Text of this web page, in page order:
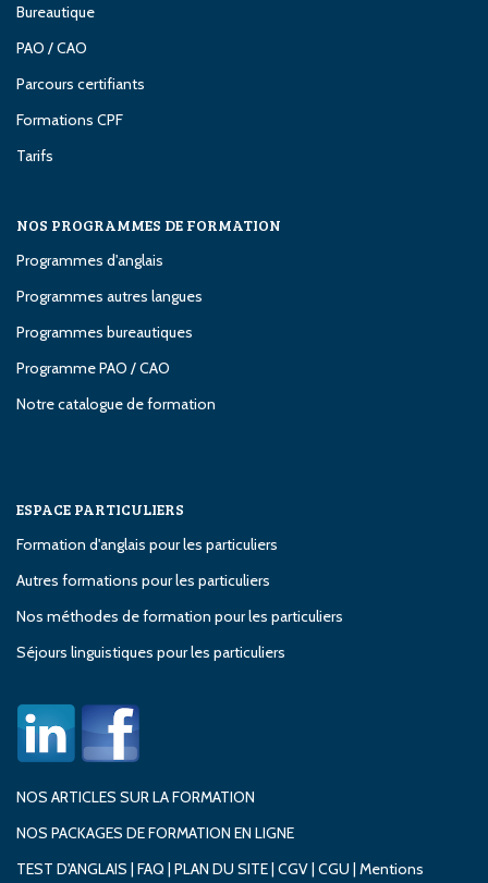
Bureautique
PAO / CAO
Parcours certifiants
Formations CPF
Tarifs
NOS PROGRAMMES DE FORMATION
Programmes d'anglais
Programmes autres langues
Programmes bureautiques
Programme PAO / CAO
Notre catalogue de formation
ESPACE PARTICULIERS
Formation d'anglais pour les particuliers
Autres formations pour les particuliers
Nos méthodes de formation pour les particuliers
Séjours linguistiques pour les particuliers
NOS ARTICLES SUR LA FORMATION
NOS PACKAGES DE FORMATION EN LIGNE
TEST D'ANGLAIS | FAQ | PLAN DU SITE| CGV| CGU | Mentions